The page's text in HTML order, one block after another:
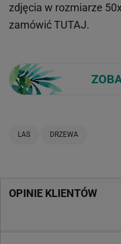
zdjęcia w rozmiarze
zamówićTUTAJ.
LAS DRZEWA
OPINIE KLIENTÓW